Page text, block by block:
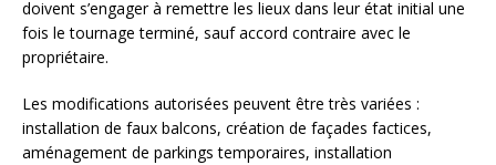
doivent s’engager à remettre les lieux dans leur état initial une
fois le tournage terminé, sauf accord contraire avec le
propriétaire.
Les modifications autorisées peuvent être très variées :
installation de faux balcons, création de façades factices,
aménagement de parkings temporaires, installation